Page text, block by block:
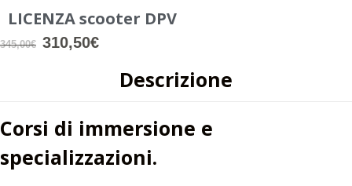
LICENZA scooter DPV
345,00€ 310,50€
Descrizione
Corsi di immersione e
specializzazioni.